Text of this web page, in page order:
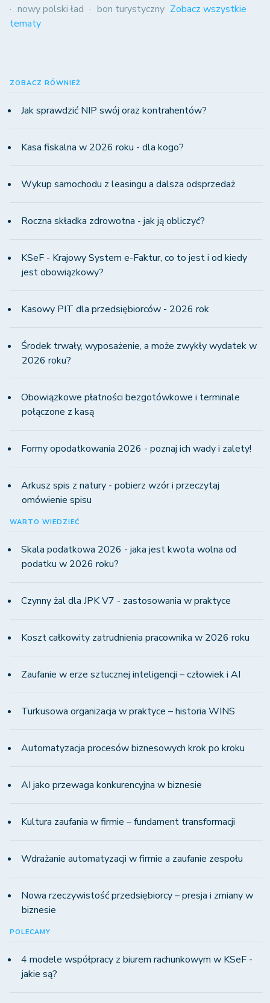
nowy polski ład
bon turystyczny Zobacz wszystkie
tematy
ZOBACZ RÓWNIEŻ
Jak sprawdzić NIP swój oraz kontrahentów?
Kasa fiskalna w 2026 roku - dla kogo?
Wykup samochodu z leasingu a dalsza odsprzedaż
Roczna składka zdrowotna - jak ją obliczyć?
KSeF - Krajowy System e-Faktur, co to jest i od kiedy
jest obowiązkowy?
Kasowy PIT dla przedsiębiorców - 2026 rok
Środek trwały, wyposażenie, a może zwykły wydatek w
2026 roku?
Obowiązkowe płatności bezgotówkowe i terminale
połączone z kasą
Formy opodatkowania 2026 - poznaj ich wady i zalety!
Arkusz spis z natury - pobierz wzór i przeczytaj
omówienie spisu
WARTO WIEDZIEĆ
Skala podatkowa 2026 - jaka jest kwota wolna od
podatku w 2026 roku?
Czynny żal dla JPK V7 - zastosowania w praktyce
Koszt całkowity zatrudnienia pracownika w 2026 roku
Zaufanie w erze sztucznej inteligencji – człowiek i AI
Turkusowa organizacja w praktyce – historia WINS
Automatyzacja procesów biznesowych krok po kroku
AI jako przewaga konkurencyjna w biznesie
Kultura zaufania w firmie – fundament transformacji
Wdrażanie automatyzacji w firmie a zaufanie zespołu
Nowa rzeczywistość przedsiębiorcy – presja i zmiany w
biznesie
POLECAMY
4 modele współpracy z biurem rachunkowym w KSeF -
jakie są?